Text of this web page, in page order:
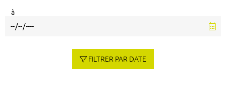
à
FILTRER PAR DATE